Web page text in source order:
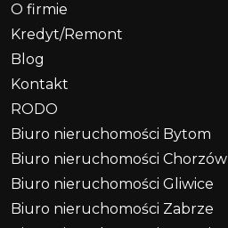
O firmie
Kredyt/Remont
Blog
Kontakt
RODO
Biuro nieruchomości Bytom
Biuro nieruchomości Chorzów
Biuro nieruchomości Gliwice
Biuro nieruchomości Zabrze